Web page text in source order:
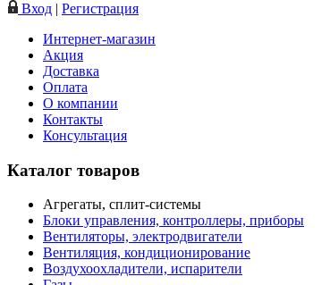
Вход | Регистрация
Интернет-магазин
Акция
Доставка
Оплата
О компании
Контакты
Консультация
Каталог товаров
Агрегаты, сплит-системы
Блоки управления, контроллеры, приборы
Вентиляторы, электродвигатели
Вентиляция, кондиционирование
Воздухоохладители, испарители